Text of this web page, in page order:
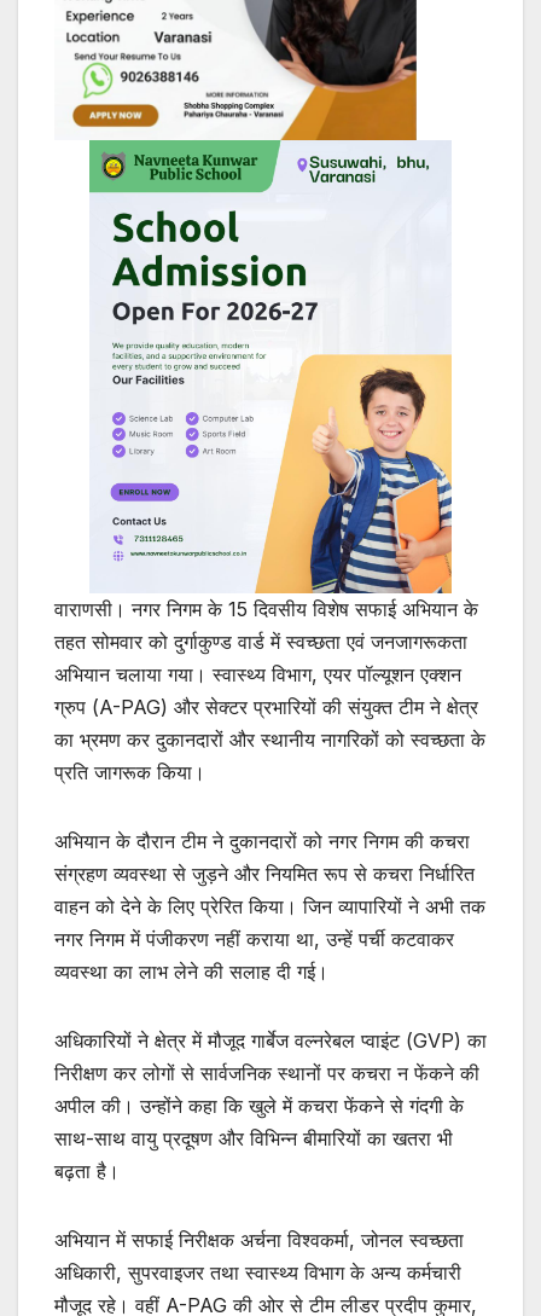
वाराणसी। नगर निगम के 15 दिवसीय विशेष सफाई अभियान के
तहत सोमवार को दुर्गाकुण्ड वार्ड में स्वच्छता एवं जनजागरूकता
अभियान चलाया गया। स्वास्थ्य विभाग, एयर पॉल्यूशन एक्शन
ग्रुप (A-PAG) और सेक्टर प्रभारियों की संयुक्त टीम ने क्षेत्र
का भ्रमण कर दुकानदारों और स्थानीय नागरिकों को स्वच्छता के
प्रति जागरूक किया।
अभियान के दौरान टीम ने दुकानदारों को नगर निगम की कचरा
संग्रहण व्यवस्था से जुड़ने और नियमित रूप से कचरा निर्धारित
वाहन को देने के लिए प्रेरित किया। जिन व्यापारियों ने अभी तक
नगर निगम में पंजीकरण नहीं कराया था, उन्हें पर्ची कटवाकर
व्यवस्था का लाभ लेने की सलाह दी गई।
अधिकारियों ने क्षेत्र में मौजूद गार्बेज वल्नरेबल प्वाइंट (GVP) का
निरीक्षण कर लोगों से सार्वजनिक स्थानों पर कचरा न फेंकने की
अपील की। उन्होंने कहा कि खुले में कचरा फेंकने से गंदगी के
साथ-साथ वायु प्रदूषण और विभिन्न बीमारियों का खतरा भी
बढ़ता है।
अभियान में सफाई निरीक्षक अर्चना विश्वकर्मा, जोनल स्वच्छता
अधिकारी, सुपरवाइजर तथा स्वास्थ्य विभाग के अन्य कर्मचारी
मौजूद रहे। वहीं A-PAG की ओर से टीम लीडर प्रदीप कुमार,